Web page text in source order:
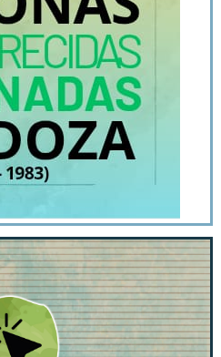
de
Derechos
Humanos
de
Mendoza